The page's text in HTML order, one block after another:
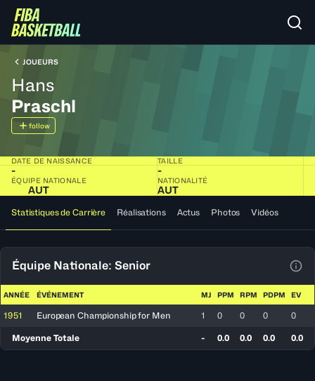
JOUEURS
Hans
Praschl
follow
DATE DE NAISSANCE
-
TAILLE
-
ÉQUIPE NATIONALE
AUT
NATIONALITÉ
AUT
Statistiques de Carrière Réalisations Actus Photos Vidéos
Équipe Nationale: Senior
ANNÉE ÉVÉNEMENT MJ PPM RPM PDPM EV
1951 European Championship for Men 1 0 0 0 0
Moyenne Totale - 0.0 0.0 0.0 0.0